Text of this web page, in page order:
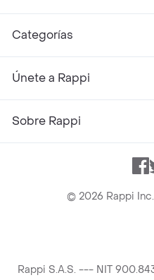
Categorías
Únete a Rappi
Sobre Rappi
© 2026 Rappi
Rappi S.A.S. --- NIT